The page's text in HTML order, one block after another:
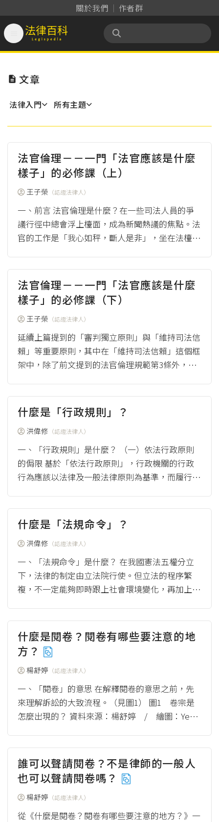
關於我們 作者群
法律百科 Legispedia
 文章
法律入門 所有主題
法官倫理－－一門「法官應該是什麼
樣子」的必修課（上）
王子榮 （認證法律人）
一、前言 法官倫理是什麼？在一些司法人員的爭
議行徑中總會浮上檯面，成為新聞熱議的焦點。法
官的工作是「我心如秤，斷人是非」，坐在法檯上
法官倫理－－一門「法官應該是什麼
樣子」的必修課（下）
王子榮 （認證法律人）
延續上篇提到的「審判獨立原則」與「維持司法信
賴」等重要原則，其中在「維持司法信賴」這個框
架中，除了前文提到的法官倫理規範第3條外，接
什麼是「行政規則」？
洪偉修 （認證法律人）
一、「行政規則」是什麼？ （一）依法行政原則
的侷限 基於「依法行政原則」，行政機關的行政
行為應該以法律及一般法律原則為基準，而履行機
什麼是「法規命令」？
洪偉修 （認證法律人）
一、「法規命令」是什麼？ 在我國憲法五權分立
下，法律的制定由立法院行使。但立法的程序繁
複，不一定能夠即時跟上社會環境變化，再加上社
什麼是閱卷？閱卷有哪些要注意的地
方？
楊舒婷 （認證法律人）
一、「閱卷」的意思 在解釋閱卷的意思之前，先
來理解訴訟的大致流程。（見圖1） 圖1 卷宗是
怎麼出現的？ 資料來源：楊舒婷 / 繪圖：Yen
誰可以聲請閱卷？不是律師的一般人
也可以聲請閱卷嗎？
楊舒婷 （認證法律人）
從《什麼是閱卷？閱卷有哪些要注意的地方？》一